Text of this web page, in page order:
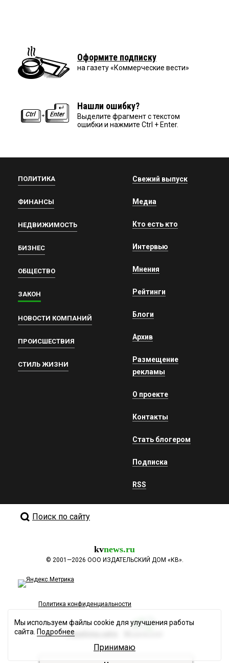
Оформите подписку
на газету «Коммерческие вести»
Нашли ошибку?
Выделите фрагмент с текстом
ошибки и нажмите Ctrl + Enter.
ПОЛИТИКА
ФИНАНСЫ
НЕДВИЖИМОСТЬ
БИЗНЕС
ОБЩЕСТВО
ЗАКОН
НОВОСТИ КОМПАНИЙ
ПРОИСШЕСТВИЯ
СТИЛЬ ЖИЗНИ
Свежий выпуск
Медиа
Кто есть кто
Интервью
Мнения
Рейтинги
Блоги
Архив
Размещение
рекламы
О проекте
Контакты
Стать блогером
Подписка
RSS
Поиск по сайту
kvnews.ru
© 2001—2026 ООО ИЗДАТЕЛЬСКИЙ ДОМ «КВ».
Политика конфиденциальности
Разработка сайта
Мы используем файлы cookie для улучшения работы
сайта. Подробнее
Принимаю